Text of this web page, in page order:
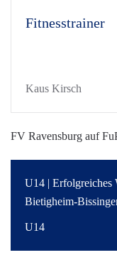
Fitnesstrainer
Kaus Kirsch
FV Ravensburg auf
U14 | Erfolgreiches
Bietigheim-
U14